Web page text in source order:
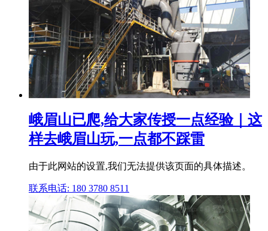
峨眉山已爬,给大家传授一点经验｜这
样去峨眉山玩,一点都不踩雷
由于此网站的设置,我们无法提供该页面的具体描述。
联系电话: 180 3780 8511